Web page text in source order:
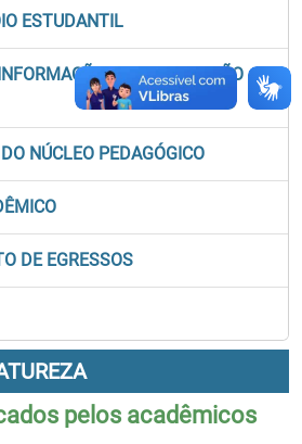
ESTUDANTIL
E COMUNICAÇÃO
NÚCLEO PEDAGÓGICO
DE EGRESSOS
pelos acadêmicos